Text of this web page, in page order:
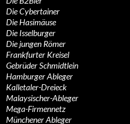
Die Cybertainer
Die Hasimäuse
Die Isselburger
Die jungen Römer
Frankfurter Kreisel
Gebrüder Schmidtlein
Hamburger Ableger
Kalletaler-Dreieck
Malaysischer-Ableger
Mega-Firmennetz
Münchener Ableger